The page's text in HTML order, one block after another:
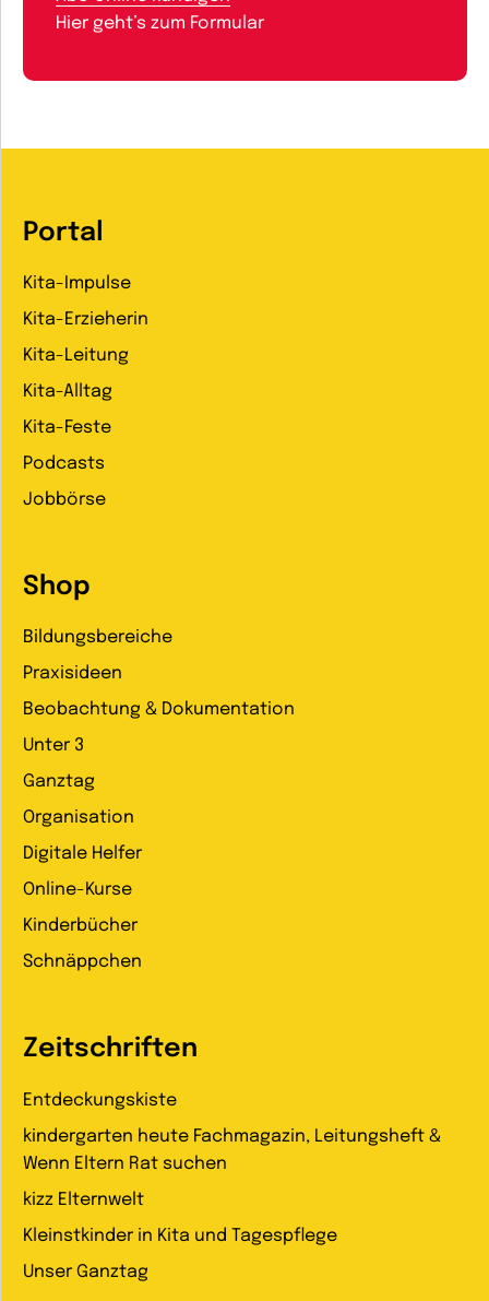
Hier geht’s zum Formular
Portal
Kita-Impulse
Kita-Erzieherin
Kita-Leitung
Kita-Alltag
Kita-Feste
Podcasts
Jobbörse
Shop
Bildungsbereiche
Praxisideen
Beobachtung & Dokumentation
Unter 3
Ganztag
Organisation
Digitale Helfer
Online-Kurse
Kinderbücher
Schnäppchen
Zeitschriften
Entdeckungskiste
kindergarten heute Fachmagazin, Leitungsheft &
Wenn Eltern Rat suchen
kizz Elternwelt
Kleinstkinder in Kita und Tagespflege
Unser Ganztag